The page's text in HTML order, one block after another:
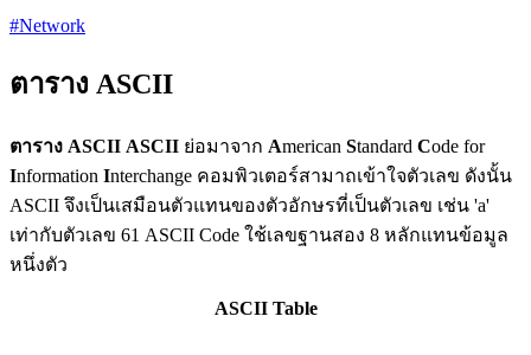
#Network
ตาราง ASCII
ตาราง ASCII ASCII ย่อมาจาก American Standard Code for
Information Interchange คอมพิวเตอร์สามาถเข้าใจตัวเลข ดังนั้น
ASCII จึงเป็นเสมือนตัวแทนของตัวอักษรที่เป็นตัวเลข เช่น 'a'
เท่ากับตัวเลข 61 ASCII Code ใช้เลขฐานสอง 8 หลักแทนข้อมูล
หนึ่งตัว
ASCII Table